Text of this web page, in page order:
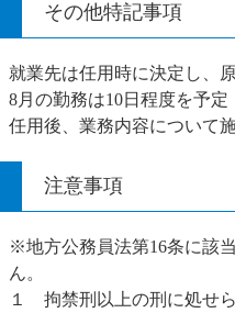
その他特記事項
就業先は任用時に決定し、
8月の勤務は10日程度を予定
任用後、業務内容について
注意事項
※地方公務員法第16条に該
ん。
１ 拘禁刑以上の刑に処せ